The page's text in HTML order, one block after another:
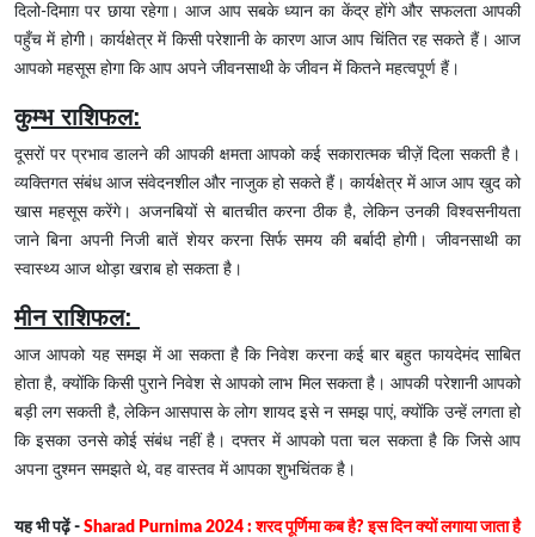
दिलो-दिमाग़ पर छाया रहेगा। आज आप सबके ध्यान का केंद्र होंगे और सफलता आपकी
पहुँच में होगी। कार्यक्षेत्र में किसी परेशानी के कारण आज आप चिंतित रह सकते हैं। आज
आपको महसूस होगा कि आप अपने जीवनसाथी के जीवन में कितने महत्वपूर्ण हैं।
कुम्भ राशिफल:
दूसरों पर प्रभाव डालने की आपकी क्षमता आपको कई सकारात्मक चीज़ें दिला सकती है।
व्यक्तिगत संबंध आज संवेदनशील और नाजुक हो सकते हैं। कार्यक्षेत्र में आज आप खुद को
खास महसूस करेंगे। अजनबियों से बातचीत करना ठीक है, लेकिन उनकी विश्वसनीयता
जाने बिना अपनी निजी बातें शेयर करना सिर्फ समय की बर्बादी होगी। जीवनसाथी का
स्वास्थ्य आज थोड़ा खराब हो सकता है।
मीनराशिफल:
आज आपको यह समझ में आ सकता है कि निवेश करना कई बार बहुत फायदेमंद साबित
होता है, क्योंकि किसी पुराने निवेश से आपको लाभ मिल सकता है। आपकी परेशानी आपको
बड़ी लग सकती है, लेकिन आसपास के लोग शायद इसे न समझ पाएं, क्योंकि उन्हें लगता हो
कि इसका उनसे कोई संबंध नहीं है। दफ्तर में आपको पता चल सकता है कि जिसे आप
अपना दुश्मन समझते थे, वह वास्तव में आपका शुभचिंतक है।
यह भी पढ़ें - Sharad Purnima 2024 : शरद पूर्णिमा कब है? इस दिन क्यों लगाया जाता है